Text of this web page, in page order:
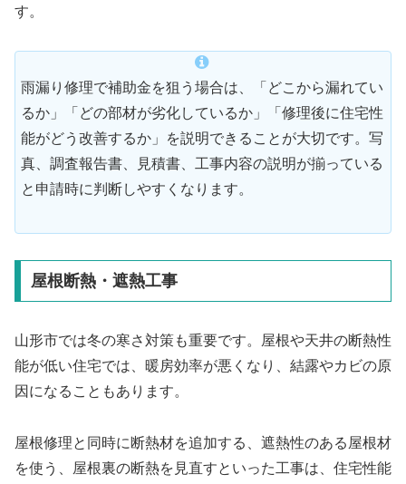
す。
雨漏り修理で補助金を狙う場合は、「どこから漏れてい
るか」「どの部材が劣化しているか」「修理後に住宅性
能がどう改善するか」を説明できることが大切です。写
真、調査報告書、見積書、工事内容の説明が揃っている
と申請時に判断しやすくなります。
屋根断熱・遮熱工事
山形市では冬の寒さ対策も重要です。屋根や天井の断熱性
能が低い住宅では、暖房効率が悪くなり、結露やカビの原
因になることもあります。
屋根修理と同時に断熱材を追加する、遮熱性のある屋根材
を使う、屋根裏の断熱を見直すといった工事は、住宅性能